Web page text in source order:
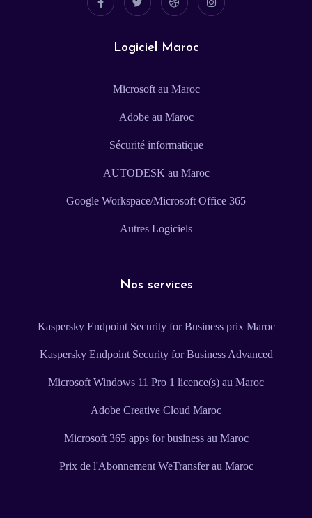
Logiciel Maroc
Microsoft au Maroc
Adobe au Maroc
Sécurité informatique
AUTODESK au Maroc
Google Workspace/Microsoft Office 365
Autres Logiciels
Nos services
Kaspersky Endpoint Security for Business prix Maroc
Kaspersky Endpoint Security for Business Advanced
Microsoft Windows 11 Pro 1 licence(s) au Maroc
Adobe Creative Cloud Maroc
Microsoft 365 apps for business au Maroc
Prix de l'Abonnement WeTransfer au Maroc